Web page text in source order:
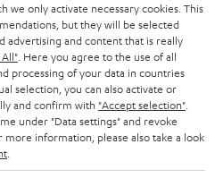
bis alles komplett war. Ich
alles komplett war (der DVD-
04.06.2026
we only activate necessary cookies. This
but they will be selected
advertising and content that is really
. Here you agree to the use of all
processing of your data in countries
selection, you can also activate or
and confirm with "Accept selection"
under "Data settings" and revoke
information, please also take a look